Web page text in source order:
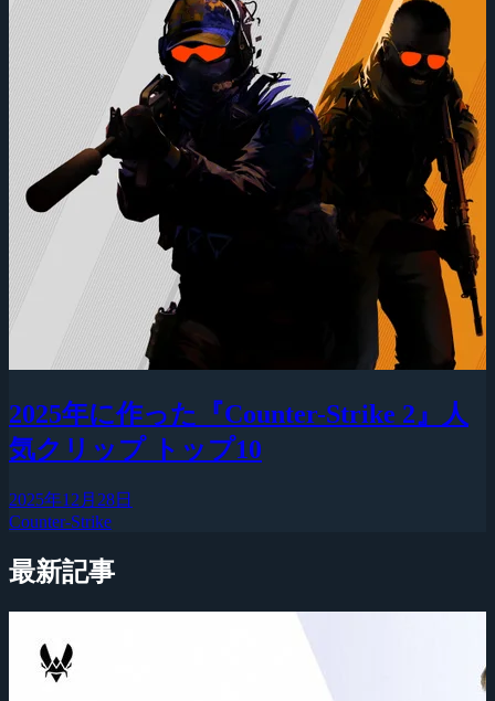
2025年に作った『Counter-Strike 2』人
気クリップ トップ10
2025年12月28日
Counter-Strike
最新記事